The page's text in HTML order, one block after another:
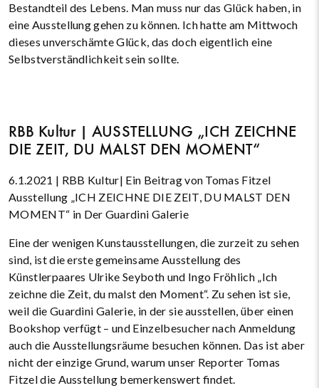
Bestandteil des Lebens. Man muss nur das Glück haben, in
eine Ausstellung gehen zu können. Ich hatte am Mittwoch
dieses unverschämte Glück, das doch eigentlich eine
Selbstverständlichkeit sein sollte.
RBB Kultur | AUSSTELLUNG „ICH ZEICHNE
DIE ZEIT, DU MALST DEN MOMENT“
6.1.2021 | RBB Kultur| Ein Beitrag von Tomas Fitzel
Ausstellung „ICH ZEICHNE DIE ZEIT, DU MALST DEN
MOMENT“ in Der Guardini Galerie
Eine der wenigen Kunstausstellungen, die zurzeit zu sehen
sind, ist die erste gemeinsame Ausstellung des
Künstlerpaares Ulrike Seyboth und Ingo Fröhlich „Ich
zeichne die Zeit, du malst den Moment“. Zu sehen ist sie,
weil die Guardini Galerie, in der sie ausstellen, über einen
Bookshop verfügt – und Einzelbesucher nach Anmeldung
auch die Ausstellungsräume besuchen können. Das ist aber
nicht der einzige Grund, warum unser Reporter Tomas
Fitzel die Ausstellung bemerkenswert findet.